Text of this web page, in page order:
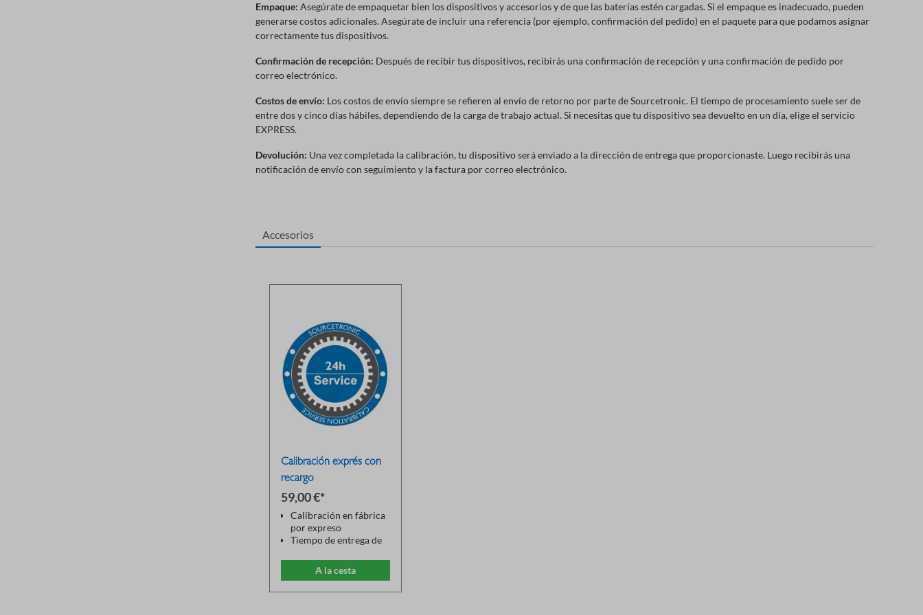
Empaque: Asegúrate de empaquetar bien los dispositivos y accesorios y de que las baterías estén cargadas. Si el empaque es inadecuado, pueden
generarse costos adicionales. Asegúrate de incluir una referencia (por ejemplo, confirmación del pedido) en el paquete para que podamos asignar
correctamente tus dispositivos.
Confirmación de recepción: Después de recibir tus dispositivos, recibirás una confirmación de recepción y una confirmación de pedido por
correo electrónico.
Costos de envío: Los costos de envío siempre se refieren al envío de retorno por parte de Sourcetronic. El tiempo de procesamiento suele ser de
entre dos y cinco días hábiles, dependiendo de la carga de trabajo actual. Si necesitas que tu dispositivo sea devuelto en un día, elige el servicio
EXPRESS.
Devolución: Una vez completada la calibración, tu dispositivo será enviado a la dirección de entrega que proporcionaste. Luego recibirás una
notificación de envío con seguimiento y la factura por correo electrónico.
Accesorios
Calibración exprés con
recargo
59,00 €*
Calibración en fábrica
por expreso
Tiempo de entrega de
llegada
Válido para pedidos de
hasta 3 dispositivos
A la cesta